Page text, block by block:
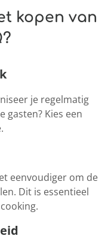
kopen van
je regelmatig
gasten? Kies een
eenvoudiger om de
Dit is essentieel